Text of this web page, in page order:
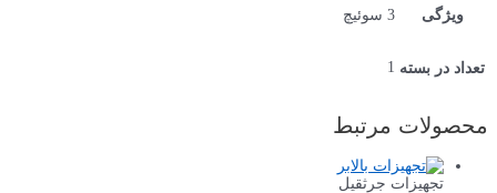
ویژگی 3 سوئیچ
تعداد در بسته 1
محصولات مرتبط
تجهیزات جرثقیل